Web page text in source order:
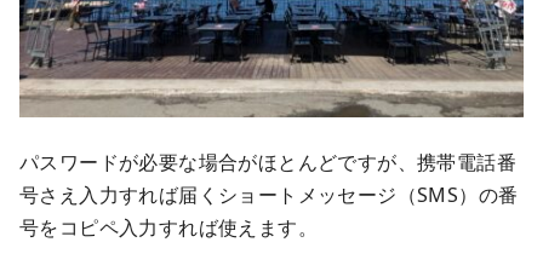
パスワードが必要な場合がほとんどですが、携帯電話番
号さえ入力すれば届くショートメッセージ（SMS）の番
号をコピペ入力すれば使えます。